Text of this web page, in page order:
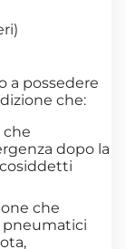
a possedere
che:
che
dopo la
che
pneumatici